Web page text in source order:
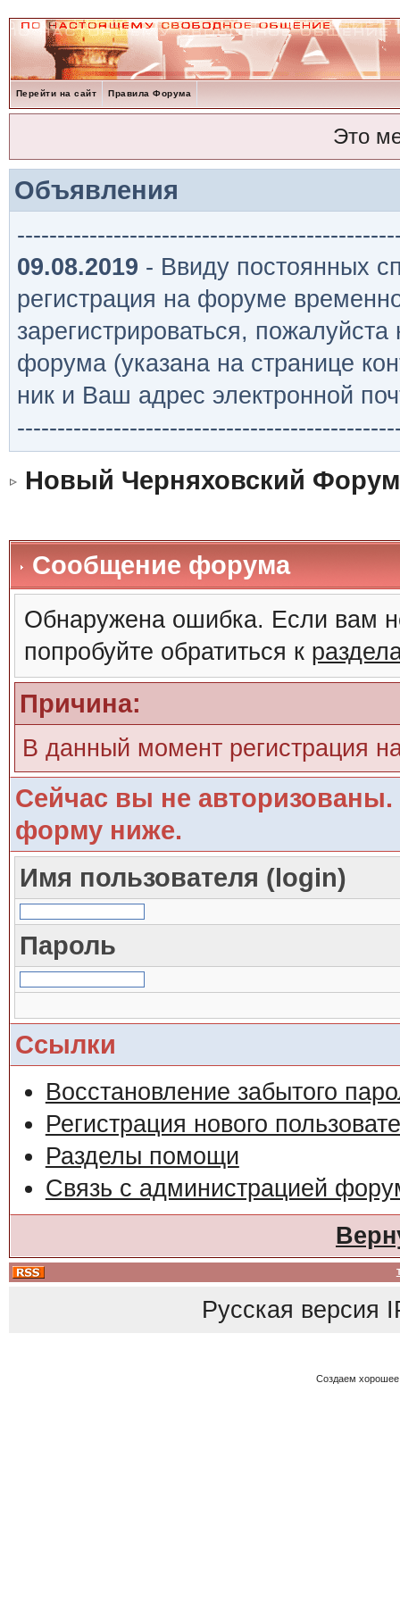
Перейти на сайт Правила Форума
Это
Объявления
09.08.2019 - Ввиду постоянных
регистрация на форуме
зарегистрироваться,
форума (указана на странице
ник и Ваш адрес электронной
Новый Черняховский Форум
Сообщение форума
Обнаружена ошибка. Если вам
попробуйте обратиться к
Причина:
В данный момент регистрация
Сейчас вы не авторизованы.
форму ниже.
Имя пользователя (login)
Пароль
Ссылки
Восстановление забытого
Регистрация нового
Разделы помощи
Связь с администрацией
Русская версия
Создаем